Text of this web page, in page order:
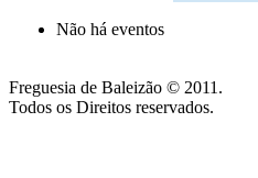
Não há eventos
Freguesia de Baleizão © 2011.
Todos os Direitos reservados.